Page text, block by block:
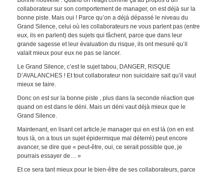
collaborateur sur son comportement de manager, on est déjà sur la
bonne piste. Mais oui ! Parce qu’on a déjà dépassé le niveau du
Grand Silence, celui où les collaborateurs ne vous parlent pas (entre
eux, ils en parlent) des sujets qui fâchent, parce que dans leur
grande sagesse et leur évaluation du risque, ils ont mesuré qu’il
valait mieux pour eux ne pas se lancer.
Le Grand Silence, c’est le sujet tabou, DANGER, RISQUE
D’AVALANCHES ! Et tout collaborateur non suicidaire sait qu’il vaut
mieux se taire.
Donc on est sur la bonne piste , plus dans la seconde réaction que
quand on est dans le déni. Mais un déni vaut déjà mieux que le
Grand Silence.
Maintenant, en lisant cet article,le manager qui en est là (on en est
tous là, on a tous un sujet épidermique mal déterré) peut encore
avancer, se dire que « peut-être, oui, ce serait possible que, je
pourrais essayer de… »
Et ce sera tant mieux pour le bien-être de ses collaborateurs, parce